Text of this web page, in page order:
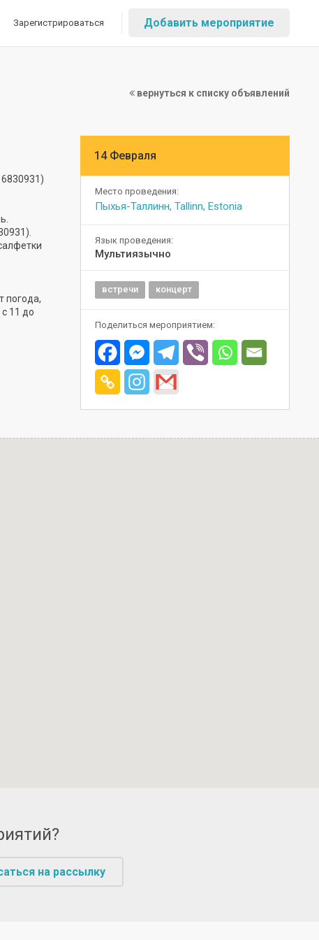
Зарегистрироваться Добавить мероприятие
вернуться к списку объявлений
погода,
11 до
14 Февраля
Место проведения:
Пыхья-Таллинн, Tallinn, Estonia
Язык проведения:
Мультиязычно
встречи концерт
Поделиться мероприятием:
на рассылку